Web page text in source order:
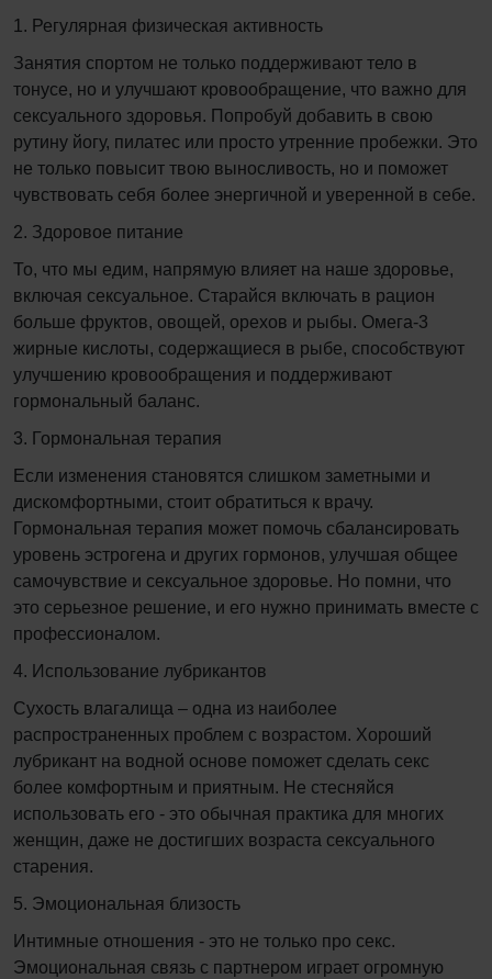
1. Регулярная физическая активность
Занятия спортом не только поддерживают тело в
тонусе, но и улучшают кровообращение, что важно для
сексуального здоровья. Попробуй добавить в свою
рутину йогу, пилатес или просто утренние пробежки. Это
не только повысит твою выносливость, но и поможет
чувствовать себя более энергичной и уверенной в себе.
2. Здоровое питание
То, что мы едим, напрямую влияет на наше здоровье,
включая сексуальное. Старайся включать в рацион
больше фруктов, овощей, орехов и рыбы. Омега-3
жирные кислоты, содержащиеся в рыбе, способствуют
улучшению кровообращения и поддерживают
гормональный баланс.
3. Гормональная терапия
Если изменения становятся слишком заметными и
дискомфортными, стоит обратиться к врачу.
Гормональная терапия может помочь сбалансировать
уровень эстрогена и других гормонов, улучшая общее
самочувствие и сексуальное здоровье. Но помни, что
это серьезное решение, и его нужно принимать вместе с
профессионалом.
4. Использование лубрикантов
Сухость влагалища – одна из наиболее
распространенных проблем с возрастом. Хороший
лубрикант на водной основе поможет сделать секс
более комфортным и приятным. Не стесняйся
использовать его - это обычная практика для многих
женщин, даже не достигших возраста сексуального
старения.
5. Эмоциональная близость
Интимные отношения - это не только про секс.
Эмоциональная связь с партнером играет огромную